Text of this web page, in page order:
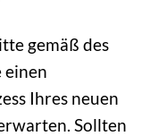
gemäß des
einen
Ihres neuen
Sollten